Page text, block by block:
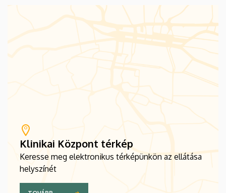
Klinikai Központ térkép
Keresse meg elektronikus térképünkön az ellátása
helyszínét